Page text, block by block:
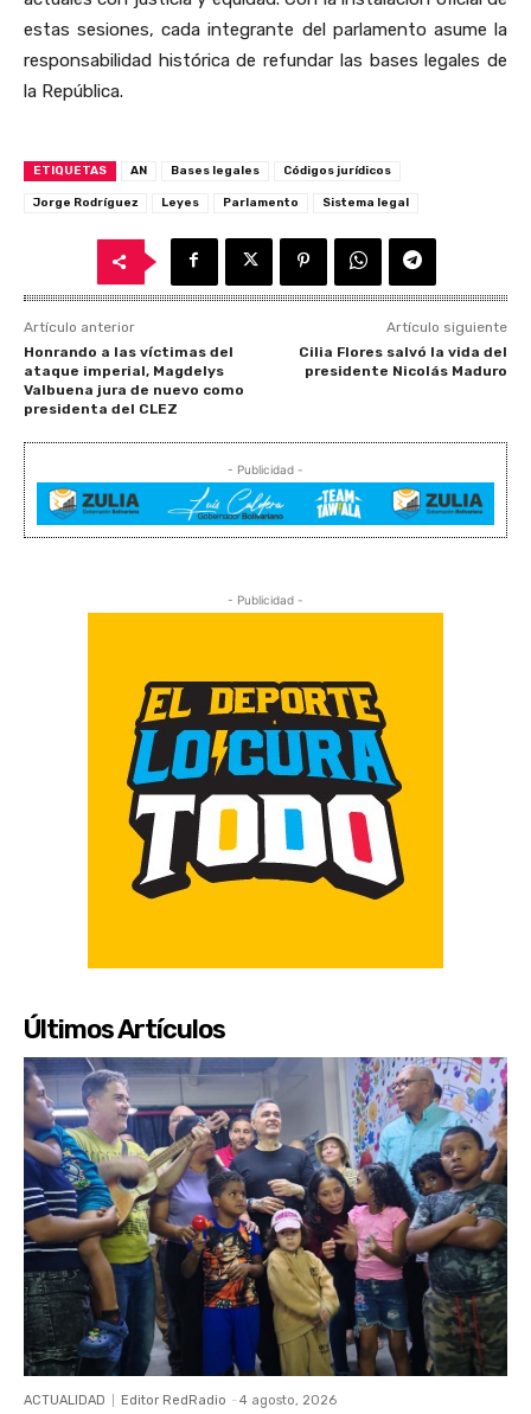
estas sesiones, cada integrante del parlamento asume la
responsabilidad histórica de refundar las bases legales de
la República.
ETIQUETAS AN Bases legales Códigos jurídicos
Jorge Rodríguez Leyes Parlamento Sistema legal
Artículo anterior
Honrando a las víctimas del
ataque imperial, Magdelys
Valbuena jura de nuevo como
presidenta del CLEZ
Artículo siguiente
Cilia Flores salvó la vida del
presidente Nicolás Maduro
- Publicidad -
- Publicidad -
Últimos Artículos
ACTUALIDAD Editor RedRadio - 4 agosto, 2026